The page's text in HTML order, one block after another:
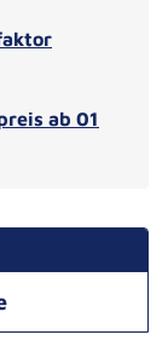
ab 01